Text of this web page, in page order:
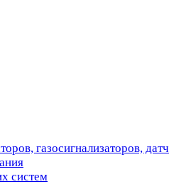
газосигнализаторов,
систем